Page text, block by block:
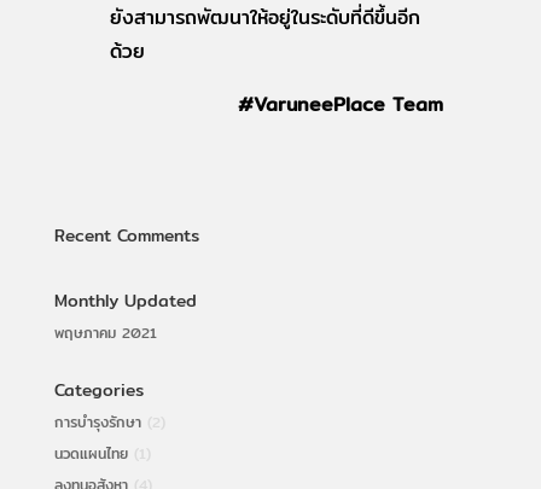
ยังสามารถพัฒนาให้อยู่ในระดับที่ดีขึ้นอีก
ด้วย
#VaruneePlace Team
Recent Comments
Monthly Updated
พฤษภาคม 2021
Categories
การบำรุงรักษา(2)
นวดแผนไทย(1)